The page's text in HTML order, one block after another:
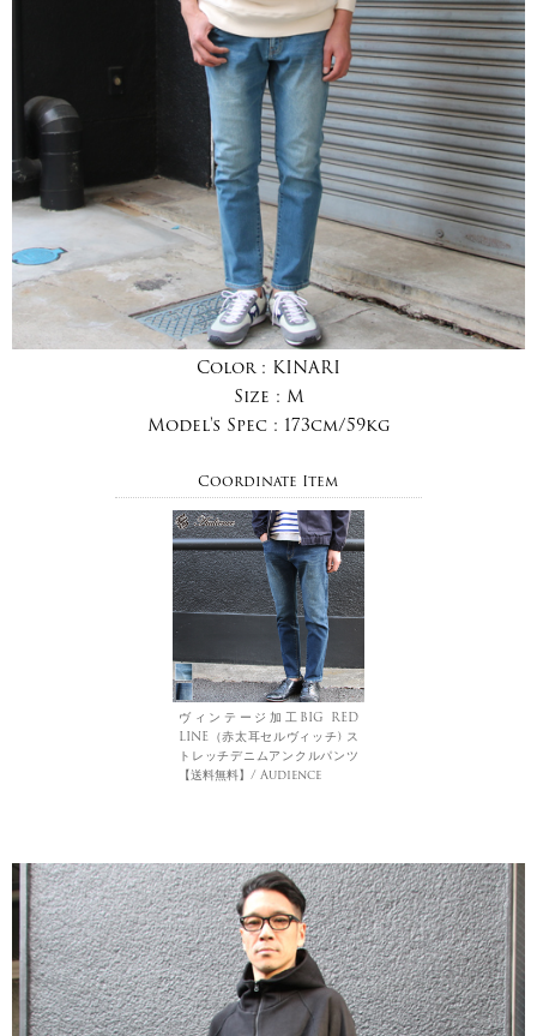
Color : KINARI
Size : M
Model's Spec : 173cm/59kg
Coordinate Item
ヴィンテージ加工BIG RED
LINE（赤太耳セルヴィッチ) ス
トレッチデニムアンクルパンツ
【送料無料】/ Audience